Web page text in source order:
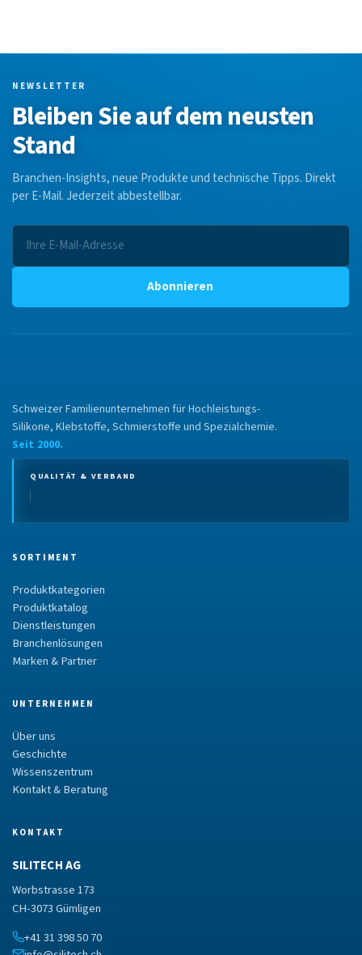
NEWSLETTER
Bleiben Sie auf dem neusten
Stand
Branchen-Insights, neue Produkte und technische Tipps. Direkt
per E-Mail. Jederzeit abbestellbar.
Abonnieren
Schweizer Familienunternehmen für Hochleistungs-
Silikone, Klebstoffe, Schmierstoffe und Spezialchemie.
Seit 2000.
QUALITÄT & VERBAND
SORTIMENT
Produktkategorien
Produktkatalog
Dienstleistungen
Branchenlösungen
Marken & Partner
UNTERNEHMEN
Über uns
Geschichte
Wissenszentrum
Kontakt & Beratung
KONTAKT
SILITECH AG
Worbstrasse 173
CH-3073 Gümligen
+41 31 398 50 70